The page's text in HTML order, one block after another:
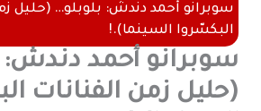
سوبرانو أحمد دندش: بلوبلو… (حليل
البكسّروا السينما).!
سوبرانو أحمد دندش:
(حليل زمن الفنانات